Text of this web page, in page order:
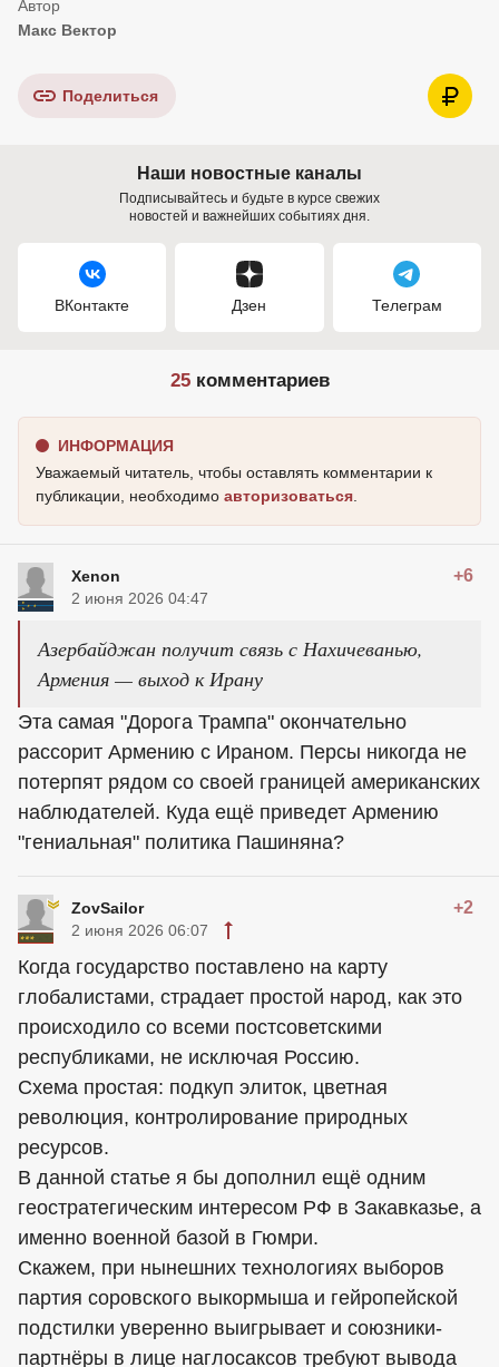
Макс Вектор
Поделиться
Наши новостные каналы
Подписывайтесь и будьте в курсе свежих
новостей и важнейших событиях дня.
ВКонтакте Дзен Телеграм
25комментариев
ИНФОРМАЦИЯ
Уважаемый читатель, чтобы оставлять комментарии к
публикации, необходимо авторизоваться
Xenon +6
2 июня 2026 04:47
Азербайджан получит связь с Нахичеванью,
Армения — выход к Ирану
Эта самая "Дорога Трампа" окончательно
рассорит Армению с Ираном. Персы никогда не
потерпят рядом со своей границей американских
наблюдателей. Куда ещё приведет Армению
"гениальная" политика Пашиняна?
ZovSailor +2
2 июня 2026 06:07
Когда государство поставлено на карту
глобалистами, страдает простой народ, как это
происходило со всеми постсоветскими
республиками, не исключая Россию.
Схема простая: подкуп элиток, цветная
революция, контролирование природных
ресурсов.
В данной статье я бы дополнил ещё одним
геостратегическим интересом РФ в Закавказье, а
именно военной базой в Гюмри.
Скажем, при нынешних технологиях выборов
партия соровского выкормыша и гейропейской
подстилки уверенно выигрывает и союзники-
партнёры в лице наглосаксов требуют вывода